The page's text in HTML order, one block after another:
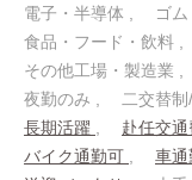
電子・半導体
ゴ
食品・フード・飲料
その他工場・製造業
夜勤のみ
二交替制
長期活躍
赴任交通
バイク通勤可
車通